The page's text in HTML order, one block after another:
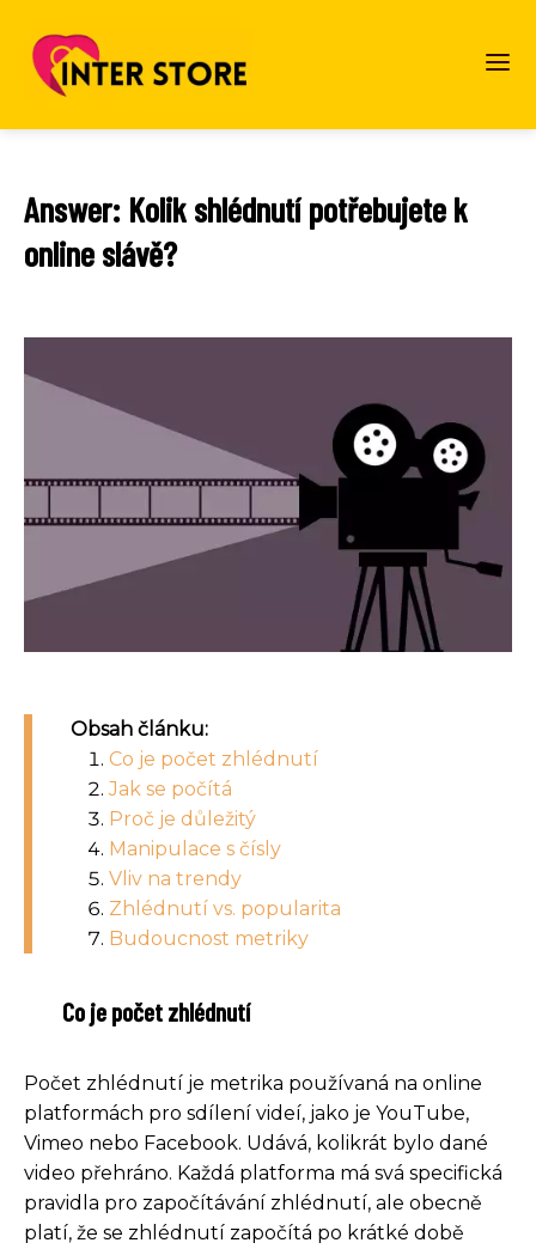
Answer: Kolik shlédnutí potřebujete k
online slávě?
Obsah článku:
Co je počet zhlédnutí
Jak se počítá
Proč je důležitý
Manipulace s čísly
Vliv na trendy
Zhlédnutí vs. popularita
Budoucnost metriky
Co je počet zhlédnutí
Počet zhlédnutí je metrika používaná na online
platformách pro sdílení videí, jako je YouTube,
Vimeo nebo Facebook. Udává, kolikrát bylo dané
video přehráno. Každá platforma má svá specifická
pravidla pro započítávání zhlédnutí, ale obecně
platí, že se zhlédnutí započítá po krátké době